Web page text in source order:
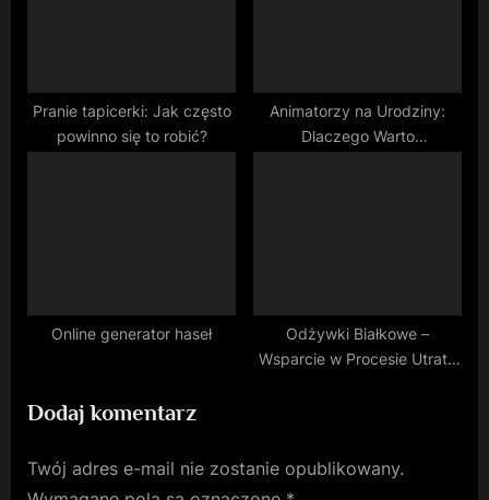
Pranie tapicerki: Jak często
powinno się to robić?
Animatorzy na Urodziny:
Dlaczego Warto
Online generator haseł
Odżywki Białkowe –
Wsparcie w Procesie Utraty
Dodaj komentarz
Twój adres e-mail nie zostanie opublikowany.